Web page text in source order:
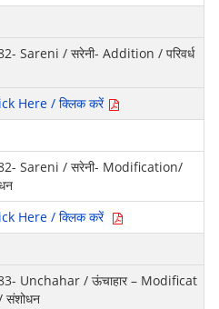
Sareni / सरेनी- Addition / परिवर्ध
Here / क्लिक करें
Sareni / सरेनी- Modification/
Here / क्लिक करें
Unchahar / ऊंचाहार – Modificat
संशोधन